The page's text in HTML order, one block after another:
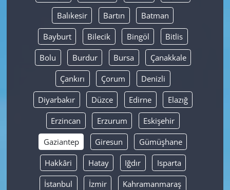
Balıkesir Bartın Batman
Bayburt Bilecik Bingöl Bitlis
Bolu Burdur Bursa Çanakkale
Çankırı Çorum Denizli
Diyarbakır Düzce Edirne Elazığ
Erzincan Erzurum Eskişehir
Gaziantep Giresun Gümüşhane
Hakkâri Hatay Iğdır Isparta
İstanbul İzmir Kahramanmaraş